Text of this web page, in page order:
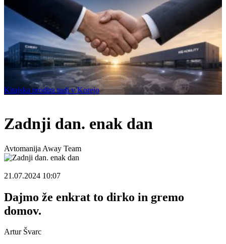
Kitajska prodira tudi v Korejo
Zadnji dan. enak dan
Avtomanija Away Team
21.07.2024 10:07
Dajmo že enkrat to dirko in gremo
domov.
Artur Švarc